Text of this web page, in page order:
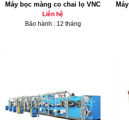
Máy bọc màng co chai lọ VNC
Liên hệ
Bảo hành : 12 tháng